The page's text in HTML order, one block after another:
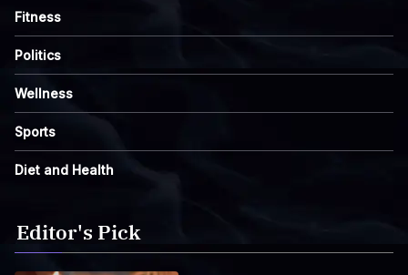
Fitness
Politics
Wellness
Sports
Diet and Health
Editor's Pick